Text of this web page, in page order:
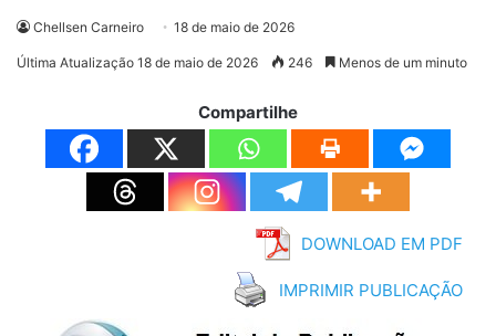
Chellsen Carneiro 18 de maio de 2026
Última Atualização 18 de maio de 2026 246 Menos de um minuto
Compartilhe
DOWNLOAD EM PDF
IMPRIMIR PUBLICAÇÃO